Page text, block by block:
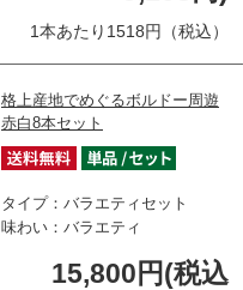
1本あたり1518円（税込）
格上産地でめぐるボルドー周遊
赤白8本セット
タイプ：バラエティセット
味わい：バラエティ
15,800円(税込